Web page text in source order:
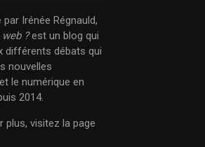
Irénée Régnauld,
?est un blog qui
différents débats qui
nouvelles
le numérique en
2014.
plus, visitez la page